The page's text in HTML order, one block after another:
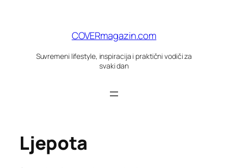
COVERmagazin.com
Suvremeni lifestyle, inspiracija i praktični vodiči za
svaki dan
Ljepota